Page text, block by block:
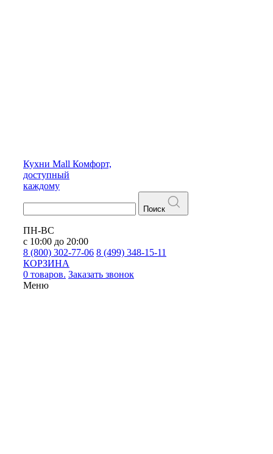
Кухни Mall Комфорт,
доступный
каждому
Поиск
ПН-ВС
с 10:00 до 20:00
8 (800) 302-77-06 8 (499) 348-15-11
КОРЗИНА
0 товаров. Заказать звонок
Меню